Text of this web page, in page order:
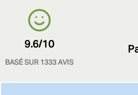
9.6/10
BASÉ SUR 1333 AVIS